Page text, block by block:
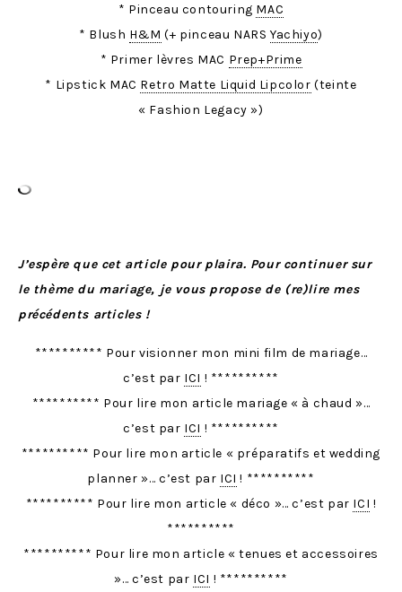
* Pinceau contouring MAC
* Blush H&M (+ pinceau NARS Yachiyo)
* Primer lèvres MAC Prep+Prime
* Lipstick MAC Retro Matte Liquid Lipcolor (teinte
« Fashion Legacy »)
J’espère que cet article pour plaira. Pour continuer sur
le thème du mariage, je vous propose de (re)lire mes
précédents articles !
********** Pour visionner mon mini film de mariage…
c’est par ICI ! **********
********** Pour lire mon article mariage « à chaud »…
c’est par ICI ! **********
********** Pour lire mon article « préparatifs et wedding
planner »… c’est par ICI ! **********
********** Pour lire mon article « déco »… c’est par ICI !
**********
********** Pour lire mon article « tenues et accessoires
»… c’est par ICI ! **********